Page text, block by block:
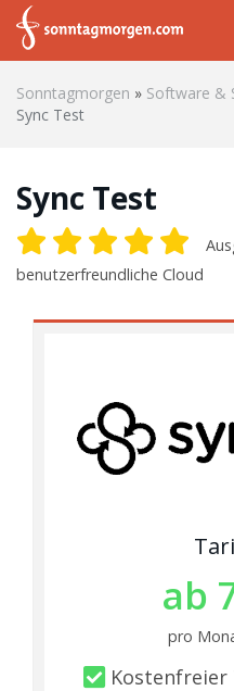
Skip to main content
Sonntagmorgen » Software &
Sync Test
Sync Test
benutzerfreundliche Cloud
ab
pro